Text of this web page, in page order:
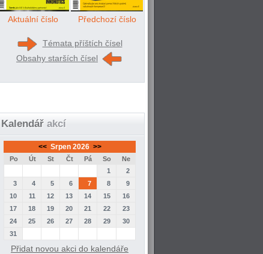
Aktuální číslo Předchozí číslo
Témata příštích čísel
Obsahy starších čísel
Kalendář akcí
<< Srpen 2026 >>
Po Út St Čt Pá So
Ne
1
2
3
4 5 6 7 8
9
10
11 12 13 14 15
16
17
18 19 20 21 22
23
24
25 26 27 28 29
30
31
Přidat novou akci do kalendáře